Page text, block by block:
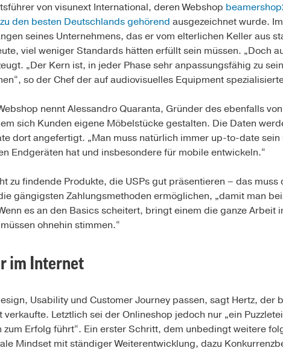
von visunext International, deren Webshop
den besten Deutschlands gehörend ausgezeichnet wurde.
seines Unternehmens, das er vom elterlichen Keller aus
viel weniger Standards hätten erfüllt sein müssen. „Doch
„Der Kern ist, in jeder Phase sehr anpassungsfähig zu
so der Chef der auf audiovisuelles Equipment
nennt Alessandro Quaranta, Gründer des ebenfalls
sich Kunden eigene Möbelstücke gestalten. Die Daten
dort angefertigt. „Man muss natürlich immer up-to-date
Endgeräten hat und insbesondere für mobile entwickeln.“
zu findende Produkte, die USPs gut präsentieren – das muss
gängigsten Zahlungsmethoden ermöglichen, „damit man
es an den Basics scheitert, bringt einem die ganze Arbeit
ohnehin stimmen.“
im Internet
Usability und Customer Journey passen, sagt Hertz, der
Letztlich sei der Onlineshop jedoch nur „ein
Erfolg führt“. Ein erster Schritt, dem unbedingt weitere
Mindset mit ständiger Weiterentwicklung, dazu